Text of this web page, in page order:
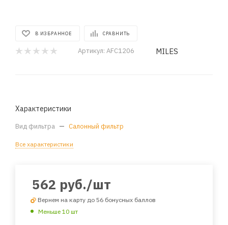
В ИЗБРАННОЕ СРАВНИТЬ
Артикул: AFC1206 MILES
Характеристики
Вид фильтра — Салонный фильтр
Все характеристики
562 руб./шт
Вернем на карту до 56 бонусных баллов
Меньше 10 шт